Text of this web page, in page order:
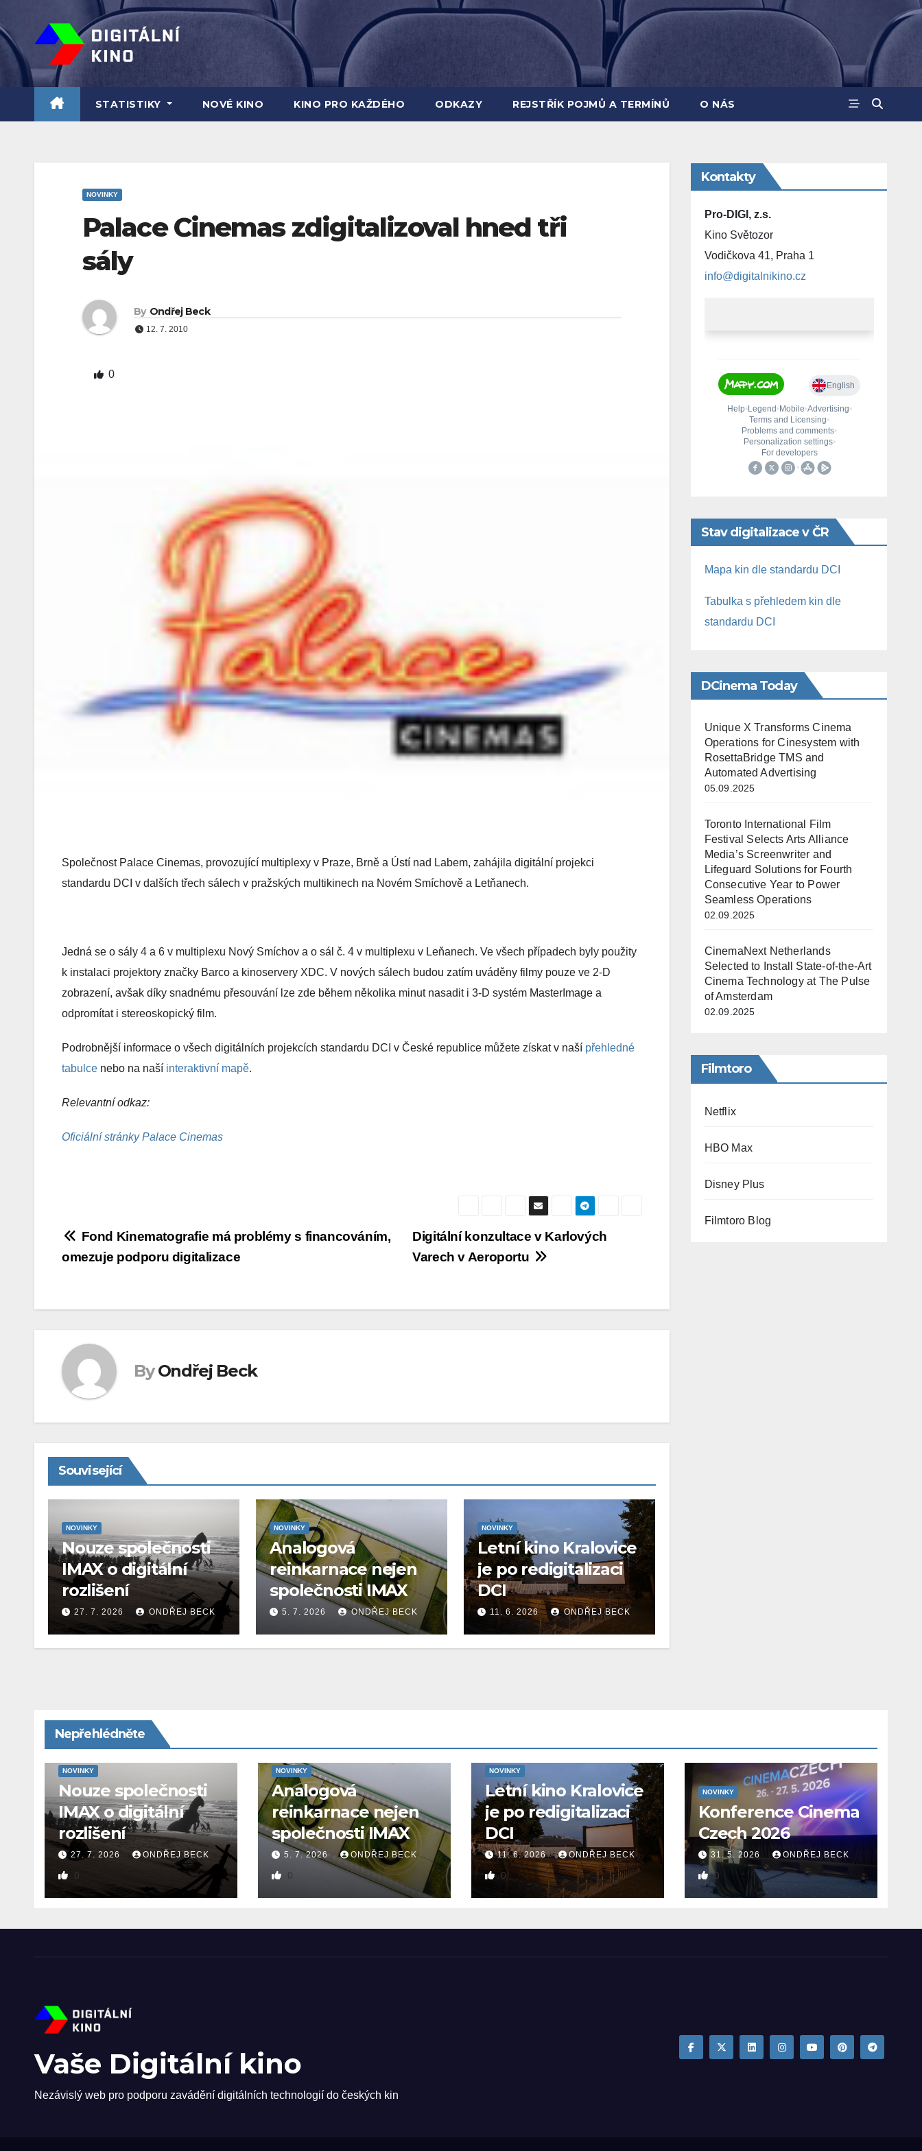
to
content
STATISTIKY NOVÉ KINO KINO PRO KAŽDÉHO ODKAZY REJSTŘÍK POJMŮ A TERMÍNŮ O NÁS
NOVINKY
Palace Cinemas zdigitalizoval hned tři
sály
By Ondřej Beck
12. 7. 2010
0
Společnost Palace Cinemas, provozující multiplexy v Praze, Brně a Ústí nad Labem, zahájila digitální projekci
standardu DCI v dalších třech sálech v pražských multikinech na Novém Smíchově a Letňanech.
Jedná se o sály 4 a 6 v multiplexu Nový Smíchov a o sál č. 4 v multiplexu v Leňanech. Ve všech případech byly použity
k instalaci projektory značky Barco a kinoservery XDC. V nových sálech budou zatím uváděny filmy pouze ve 2-D
zobrazení, avšak díky snadnému přesouvání lze zde během několika minut nasadit i 3-D systém MasterImage a
odpromítat i stereoskopický film.
Podrobnější informace o všech digitálních projekcích standardu DCI v České republice můžete získat v naší přehledné
tabulce nebo na naší interaktivní mapě.
Relevantní odkaz:
Oficiální stránky Palace Cinemas
Navigace
pro
Digitální konzultace v Karlových
Varech v Aeroportu
Fond Kinematografie má problémy s financováním,
omezuje podporu digitalizace
By Ondřej Beck
Související
NOVINKY
Nouze společnosti
IMAX o digitální
rozlišení
27. 7. 2026 ONDŘEJ BECK
NOVINKY
Analogová
reinkarnace nejen
společnosti IMAX
5. 7. 2026 ONDŘEJ BECK
NOVINKY
Letní kino Kralovice
je po redigitalizaci
DCI
11. 6. 2026 ONDŘEJ BECK
Kontakty
Pro-DIGI, z.s.
Kino Světozor
Vodičkova 41, Praha 1
info@digitalnikino.cz
Stav digitalizace v ČR
Mapa kin dle standardu DCI
Tabulka s přehledem kin dle
standardu DCI
DCinema Today
Unique X Transforms Cinema
Operations for Cinesystem with
RosettaBridge TMS and
Automated Advertising
05.09.2025
Toronto International Film
Festival Selects Arts Alliance
Media’s Screenwriter and
Lifeguard Solutions for Fourth
Consecutive Year to Power
Seamless Operations
02.09.2025
CinemaNext Netherlands
Selected to Install State-of-the-Art
Cinema Technology at The Pulse
of Amsterdam
02.09.2025
Filmtoro
Netflix
HBO Max
Disney Plus
Filmtoro Blog
Nepřehlédněte
NOVINKY
Nouze společnosti
IMAX o digitální
rozlišení
27. 7. 2026 ONDŘEJ BECK
0
NOVINKY
Analogová
reinkarnace nejen
společnosti IMAX
5. 7. 2026 ONDŘEJ BECK
0
NOVINKY
Letní kino Kralovice
je po redigitalizaci
DCI
11. 6. 2026 ONDŘEJ BECK
0
NOVINKY
Konference Cinema
Czech 2026
31. 5. 2026 ONDŘEJ BECK
0
Vaše Digitální kino
Nezávislý web pro podporu zavádění digitálních technologií do českých kin